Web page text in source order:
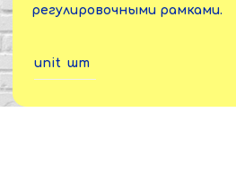
регулировочными рамками.
unit шт